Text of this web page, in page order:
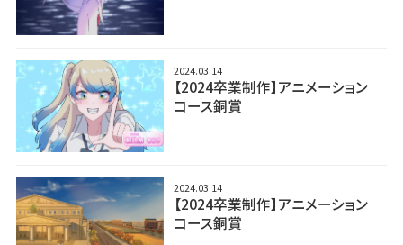
2024.03.14
【2024卒業制作】アニメーション
コース銅賞
2024.03.14
【2024卒業制作】アニメーション
コース銅賞